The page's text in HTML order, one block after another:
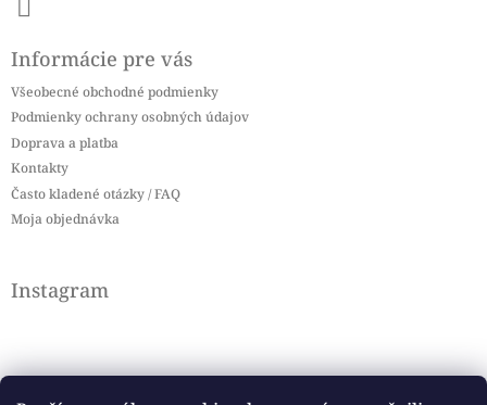
Informácie pre vás
Všeobecné obchodné podmienky
Podmienky ochrany osobných údajov
Doprava a platba
Kontakty
Často kladené otázky / FAQ
Moja objednávka
Instagram